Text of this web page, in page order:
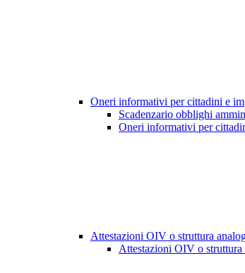
Oneri informativi per cittadini e
Scadenzario obblighi
Oneri informativi per
Attestazioni OIV o struttura
Attestazioni OIV o struttura